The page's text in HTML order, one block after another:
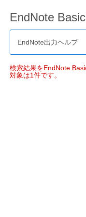
EndNote
EndNote出力ヘルプ
検索結果をEndNote
対象は1件です。